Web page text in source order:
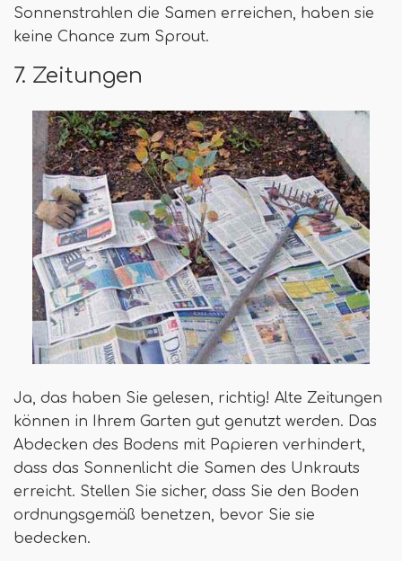
Sonnenstrahlen die Samen erreichen, haben sie
keine Chance zum Sprout.
7. Zeitungen
Ja, das haben Sie gelesen, richtig! Alte Zeitungen
können in Ihrem Garten gut genutzt werden. Das
Abdecken des Bodens mit Papieren verhindert,
dass das Sonnenlicht die Samen des Unkrauts
erreicht. Stellen Sie sicher, dass Sie den Boden
ordnungsgemäß benetzen, bevor Sie sie
bedecken.